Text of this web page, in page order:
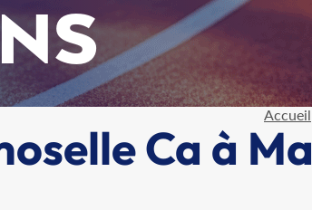
Accueil
Ca à Ma